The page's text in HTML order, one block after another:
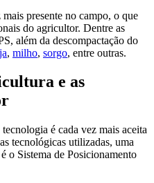
presente no campo, o que
do agricultor. Dentre as
além da descompactação do
, milho, sorgo, entre outras.
e as
é cada vez mais aceita
tecnológicas utilizadas, uma
o Sistema de Posicionamento